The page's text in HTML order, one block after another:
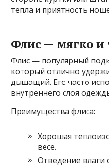
тепла и приятность
Флис — мягко и
Флис — популярный
который отлично
дышащий. Его часто
внутреннего слоя
Преимущества флиса:
Хорошая
весе.
Отведение влаги